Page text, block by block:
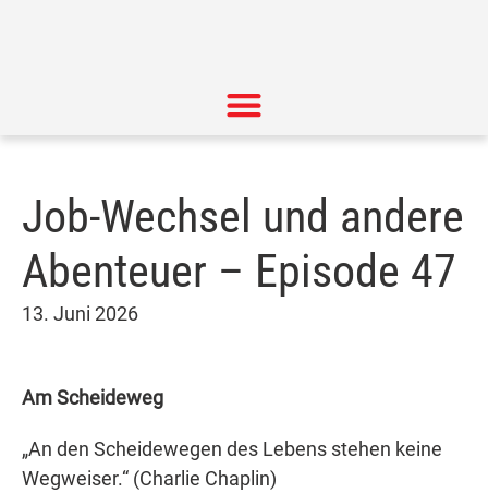
Job-Wechsel und andere
Abenteuer – Episode 47
13. Juni 2026
Am Scheideweg
„An den Scheidewegen des Lebens stehen keine
Wegweiser.“ (Charlie Chaplin)